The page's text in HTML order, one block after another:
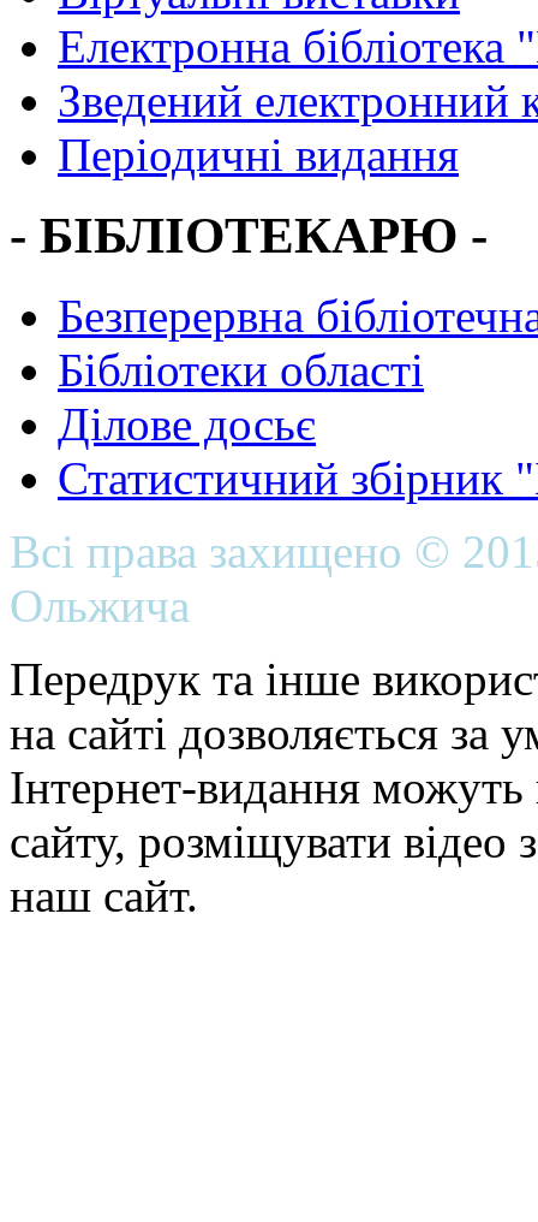
Електронна
Зведений електронний
Періодичні видання
- БІБЛІОТЕКАРЮ -
Безперервна
Бібліотеки області
Ділове досьє
Статистичний
Всі права захищено ©
Ольжича
Передрук та інше
на сайті дозволяється
Інтернет-видання можуть
сайту, розміщувати відео
наш сайт.